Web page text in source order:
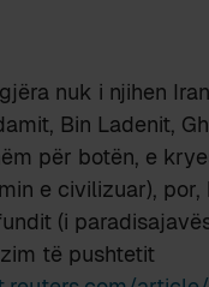
nuk i njihen
Bin Ladenit,
për botën, e
e civilizuar),
(i
të pushtetit